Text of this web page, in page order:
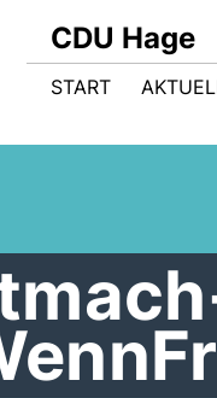
CDU Hage
START